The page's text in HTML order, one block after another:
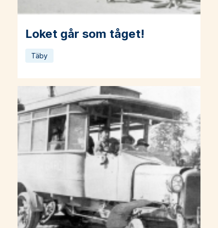
Loket går som tåget!
Läs mer om Loket går som tåget!
Täby